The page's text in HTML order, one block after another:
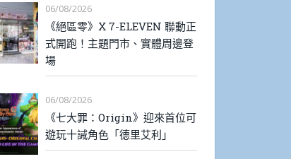
06/08/2026
《絕區零》X 7-ELEVEN 聯動正
式開跑！主題門市、實體周邊登
場
06/08/2026
《七大罪：Origin》迎來首位可
遊玩十誡角色「德里艾利」